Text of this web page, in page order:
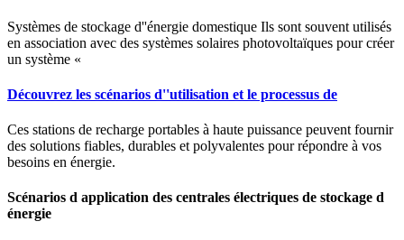
Systèmes de stockage d''énergie domestique Ils sont souvent utilisés
en association avec des systèmes solaires photovoltaïques pour créer
un système «
Découvrez les scénarios d''utilisation et le processus de
Ces stations de recharge portables à haute puissance peuvent fournir
des solutions fiables, durables et polyvalentes pour répondre à vos
besoins en énergie.
Scénarios d application des centrales électriques de stockage d
énergie